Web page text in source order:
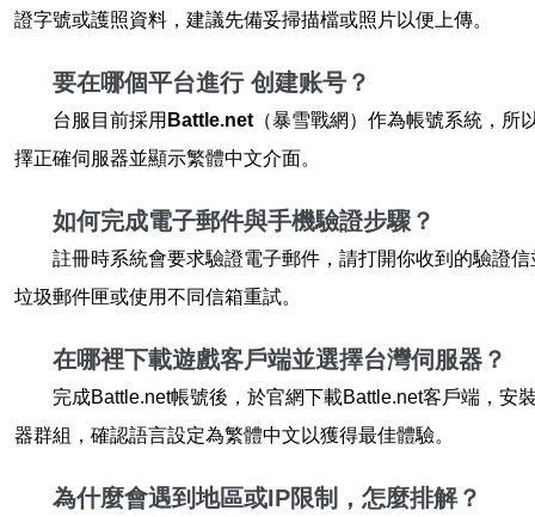
證字號或護照資料，建議先備妥掃描檔或照片以便上傳。
要在哪個平台進行 创建账号 ？
台服目前採用 Battle.net （暴雪戰網）作為帳號系統，
擇正確伺服器並顯示繁體中文介面。
如何完成電子郵件與手機驗證步驟？
註冊時系統會要求驗證電子郵件，請打開你收到的驗證
垃圾郵件匣或使用不同信箱重試。
在哪裡下載遊戲客戶端並選擇台灣伺服器？
完成Battle.net帳號後，於官網下載Battle.net客戶端，安
器群組，確認語言設定為繁體中文以獲得最佳體驗。
為什麼會遇到地區或IP限制，怎麼排解？